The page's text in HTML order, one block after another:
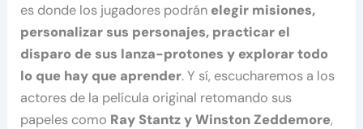
es donde los jugadores podrán elegir misiones,
personalizar sus personajes, practicar el
disparo de sus lanza-protones y explorar todo
lo que hay que aprender. Y sí, escucharemos a los
actores de la película original retomando sus
papeles como Ray Stantz y Winston Zeddemore,